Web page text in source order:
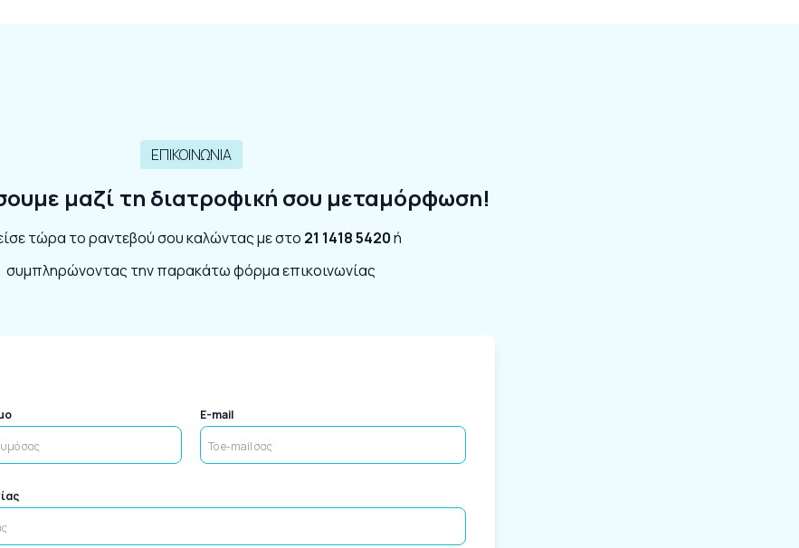
ΕΠΙΚΟΙΝΩΝΙΑ
μαζί τη διατροφική σου μεταμόρφωση!
τώρα το ραντεβού σου καλώντας με στο 21 1418 5420ή
συμπληρώνοντας την παρακάτω φόρμα επικοινωνίας
E-mail